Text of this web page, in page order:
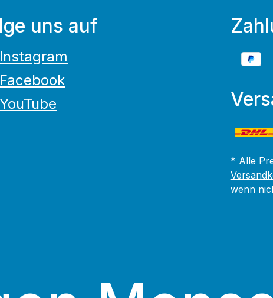
uns auf
Instagram
Facebook
YouTube
* Alle
wenn